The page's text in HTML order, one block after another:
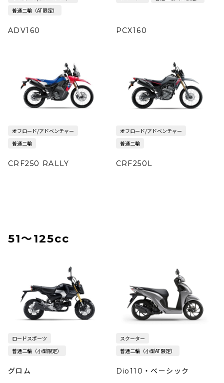
普通二輪（AT限定）
ADV160 PCX160
オフロード/アドベンチャー
普通二輪
CRF250 RALLY
オフロード/アドベンチャー
普通二輪
CRF250L
51〜125cc
ロードスポーツ
普通二輪（小型限定）
グロム
スクーター
普通二輪（小型AT限定）
Dio110・ベーシック